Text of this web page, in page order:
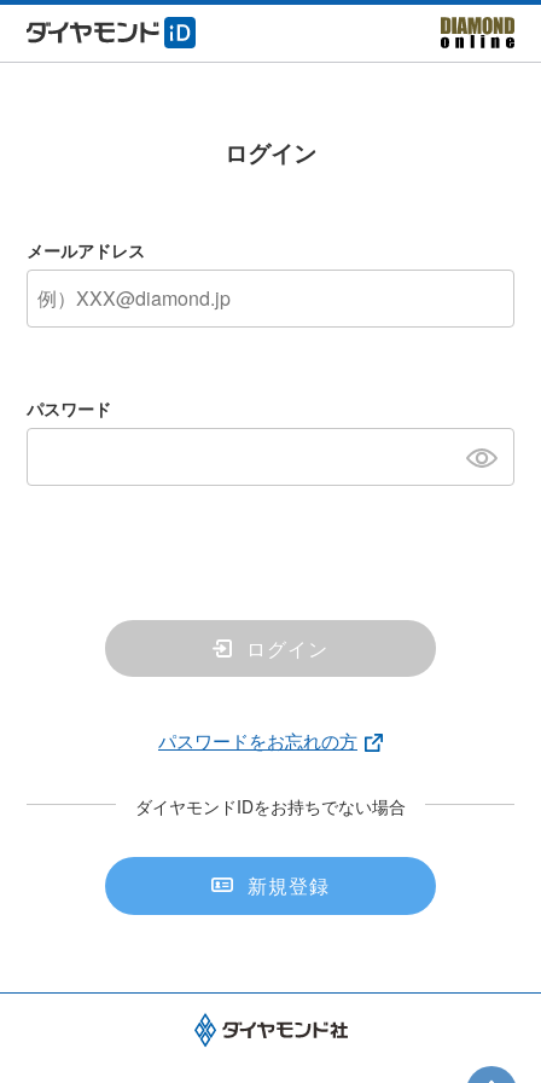
ログイン
メールアドレス
パスワード
ログイン
パスワードをお忘れの方
ダイヤモンドIDをお持ちでない場合
新規登録